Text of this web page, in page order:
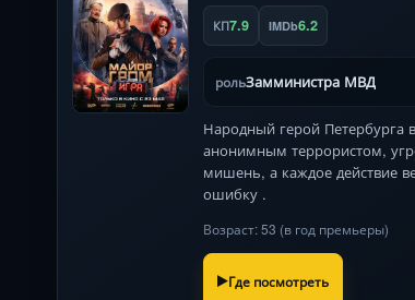
КП7.9 IMDb6.2
рольЗамминистра МВД
Народный герой Петербурга
анонимным террористом,
мишень, а каждое действие
ошибку .
Возраст: 53 (в год премьеры)
Где посмотреть